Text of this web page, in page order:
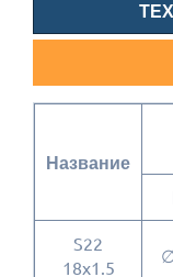
Название
S22
18x1.5